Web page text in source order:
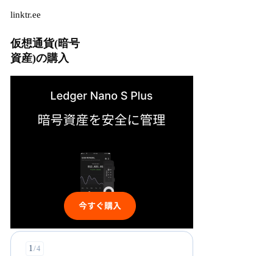
linktr.ee
仮想通貨(暗号
資産)の購入